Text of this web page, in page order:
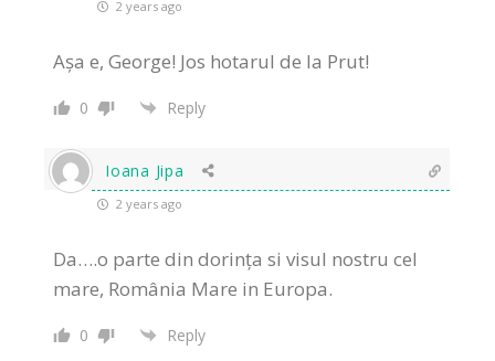
2 years ago
Așa e, George! Jos hotarul de la Prut!
0 Reply
Ioana Jipa
2 years ago
Da….o parte din dorința si visul nostru cel
mare, România Mare in Europa.
0 Reply